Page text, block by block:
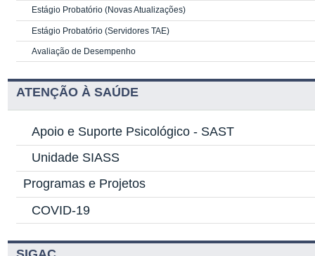
Estágio Probatório (Novas Atualizações)
Estágio Probatório (Servidores TAE)
Avaliação de Desempenho
ATENÇÃO À SAÚDE
Apoio e Suporte Psicológico - SAST
Unidade SIASS
Programas e Projetos
COVID-19